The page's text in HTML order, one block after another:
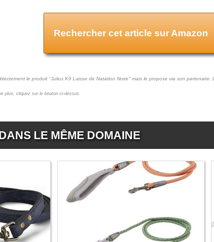
Rechercher cet article sur Amazon
le produit "Julius K9 Laisse de Natation Noire" mais le propose via son partenaire.
plus, cliquez sur le bouton ci-dessus.
LE MÊME DOMAINE